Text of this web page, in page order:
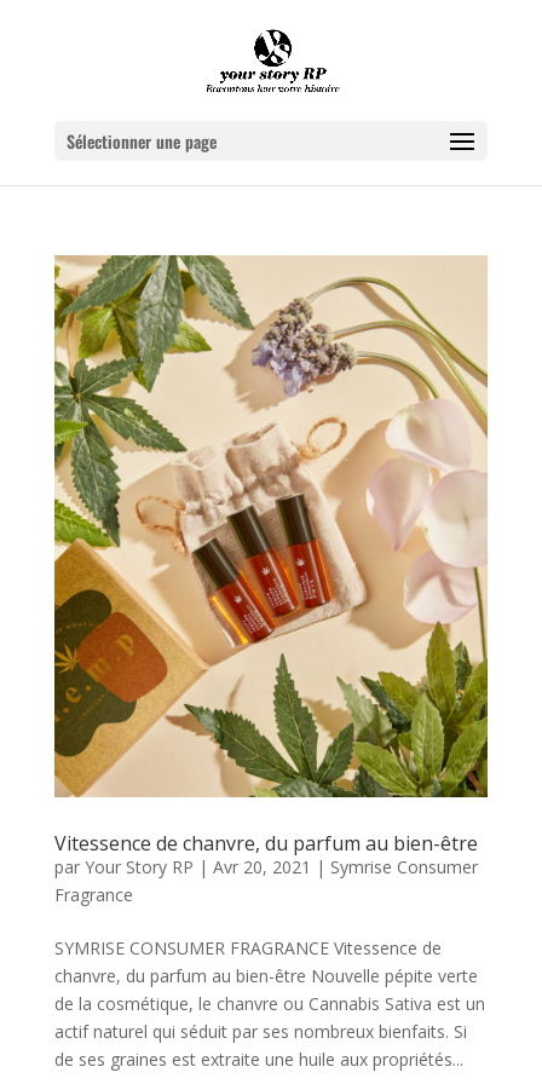
Sélectionner une page
Vitessence de chanvre, du parfum au bien-être
par Your Story RP | Avr 20, 2021 | Symrise Consumer
Fragrance
SYMRISE CONSUMER FRAGRANCE Vitessence de
chanvre, du parfum au bien-être Nouvelle pépite verte
de la cosmétique, le chanvre ou Cannabis Sativa est un
actif naturel qui séduit par ses nombreux bienfaits. Si
de ses graines est extraite une huile aux propriétés...